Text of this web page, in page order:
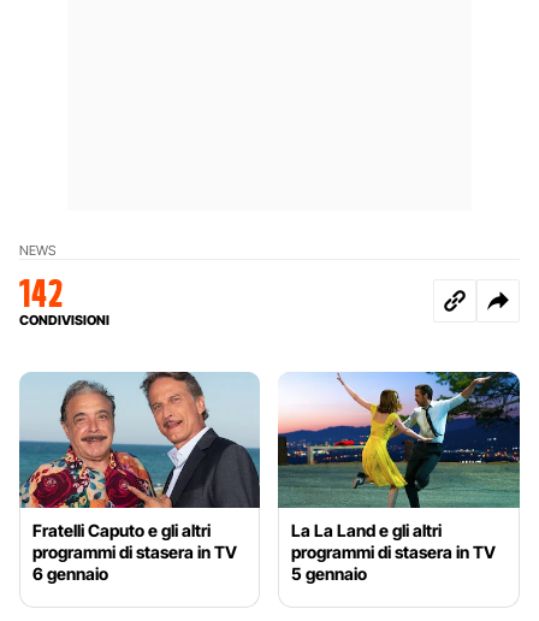
NEWS
142
CONDIVISIONI
Fratelli Caputo e gli altri
programmi di stasera in TV
6 gennaio
La La Land e gli altri
programmi di stasera in TV
5 gennaio